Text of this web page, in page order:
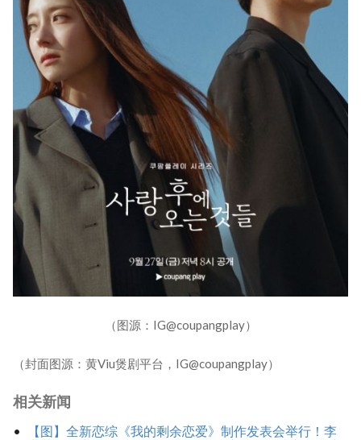
（图源：IG@coupangplay）
（封面图源：黄Viu煲剧平台，IG@coupangplay）
相关新闻
【图】全新恋综《我的剩余恋爱》制作发表会举行！李